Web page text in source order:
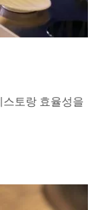
토랑 효율성을